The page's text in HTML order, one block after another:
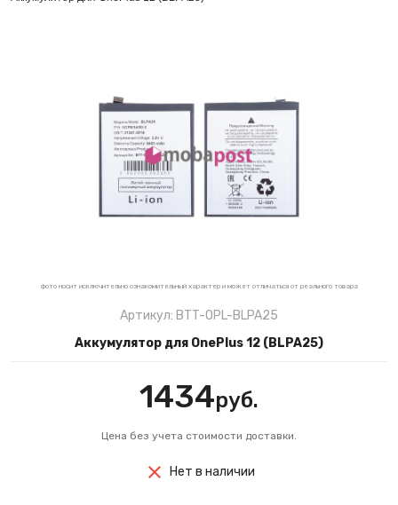
фото носит исключительно ознакомительный характер и может отличаться от реального товара
Артикул: BTT-OPL-BLPA25
Аккумулятор для OnePlus 12 (BLPA25)
1434руб.
Цена без учета стоимости доставки.
Нет в наличии